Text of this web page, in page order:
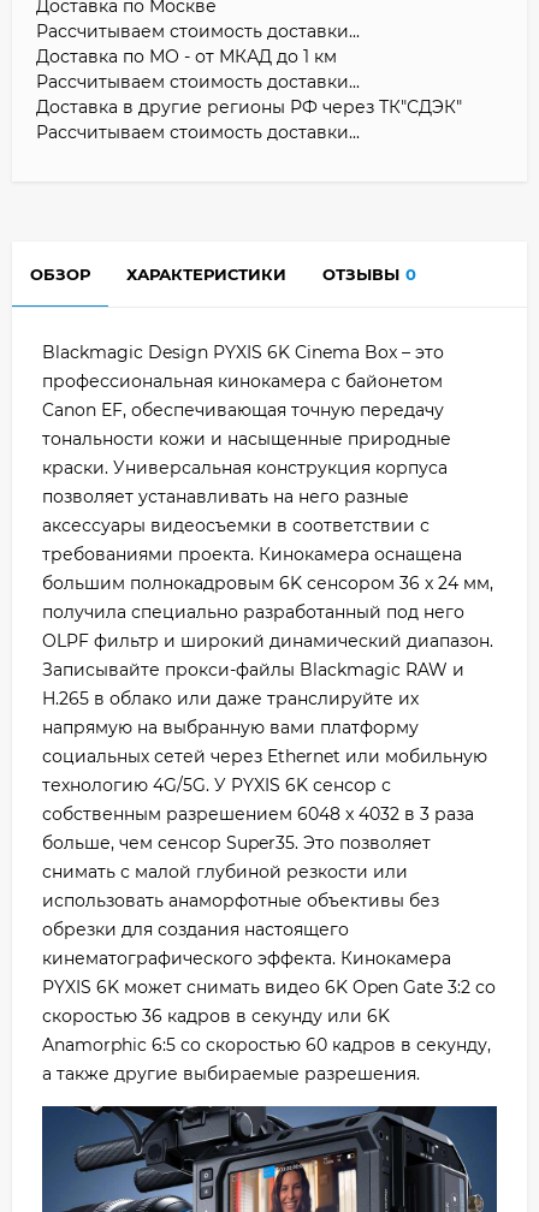
Доставка по Москве
Рассчитываем стоимость доставки...
Доставка по МО - от МКАД до 1 км
Рассчитываем стоимость доставки...
Доставка в другие регионы РФ через ТК"СДЭК"
Рассчитываем стоимость доставки...
ОБЗОР ХАРАКТЕРИСТИКИ ОТЗЫВЫ 0
Blackmagic Design PYXIS 6K Cinema Box – это
профессиональная кинокамера с байонетом
Canon EF, обеспечивающая точную передачу
тональности кожи и насыщенные природные
краски. Универсальная конструкция корпуса
позволяет устанавливать на него разные
аксессуары видеосъемки в соответствии с
требованиями проекта. Кинокамера оснащена
большим полнокадровым 6K сенсором 36 x 24 мм,
получила специально разработанный под него
OLPF фильтр и широкий динамический диапазон.
Записывайте прокси-файлы Blackmagic RAW и
H.265 в облако или даже транслируйте их
напрямую на выбранную вами платформу
социальных сетей через Ethernet или мобильную
технологию 4G/5G. У PYXIS 6K сенсор с
собственным разрешением 6048 x 4032 в 3 раза
больше, чем сенсор Super35. Это позволяет
снимать с малой глубиной резкости или
использовать анаморфотные объективы без
обрезки для создания настоящего
кинематографического эффекта. Кинокамера
PYXIS 6K может снимать видео 6K Open Gate 3:2 со
скоростью 36 кадров в секунду или 6K
Anamorphic 6:5 со скоростью 60 кадров в секунду,
а также другие выбираемые разрешения.